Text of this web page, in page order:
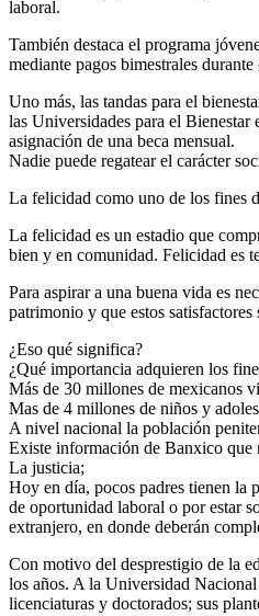
laboral.
También destaca el programa
mediante pagos bimestrales
Uno más, las tandas para el
las Universidades para el
asignación de una beca mensual.
Nadie puede regatear el carácter
La felicidad como uno de los fines
La felicidad es un estadio que
bien y en comunidad. Felicidad es
Para aspirar a una buena vida es
patrimonio y que estos
¿Eso qué significa?
¿Qué importancia adquieren los
Más de 30 millones de mexicanos
Mas de 4 millones de niños y
A nivel nacional la población
Existe información de Banxico que
La justicia;
Hoy en día, pocos padres tienen la
de oportunidad laboral o por estar
extranjero, en donde deberán
Con motivo del desprestigio de la
los años. A la Universidad
licenciaturas y doctorados; sus